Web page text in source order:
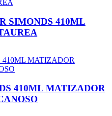
SIMONDS 410ML
410ML MATIZADOR